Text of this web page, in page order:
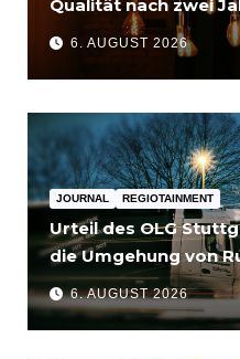
Qualität nach zwei
6. AUGUST 2026
JOURNAL REGIOTAINMENT
Urteil des OLG
die Umgehung von
für Unternehmen
6. AUGUST 2026